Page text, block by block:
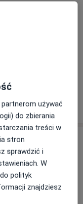
wizyta)
używać
do zbierania
treści w
stron
sprawdzić i
W
polityk
znajdziesz